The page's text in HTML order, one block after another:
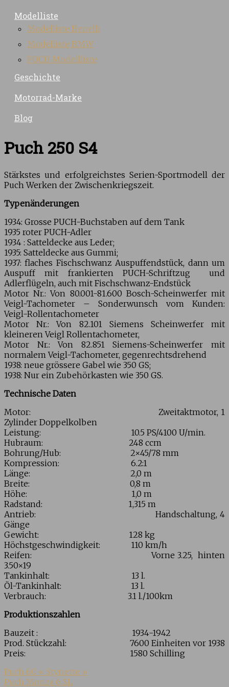
Modelliste
Modelliste Benelli
Modelliste BMW
PUCH Modellliste
Geschichte
Motorrad-Marke
Blog
Puch 250 S4
Stärkstes und erfolgreichstes Serien-Sportmodell der
Puch Werken der Zwischenkriegszeit.
Typenänderungen
1934: Grosse PUCH-Buchstaben auf dem Tank
1935 roter PUCH-Adler
1934 : Satteldecke aus Leder;
1935: Satteldecke aus Gummi;
1937: flaches Fischschwanz Auspuffendstück, dann um
Auspuff mit frankierten PUCH-Schriftzug und
Adlerflügeln, auch mit Fischschwanz-Endstück
Motor Nr.: Von 80.001-81.600 Bosch-Scheinwerfer mit
Veigl-Tachometer – Sonderwunsch vom Kunden:
Veigl-Rollentachometer
Motor Nr.: Von 82.101 Siemens Scheinwerfer mit
kleineren Veigl Rollentachometer,
Motor Nr.: Von 82.851 Siemens-Scheinwerfer mit
normalem Veigl-Tachometer, gegenrechtsdrehend
1938: neue grössere Gabel wie 350 GS;
1938: Nur ein Zubehörkasten wie 350 GS.
Technische Daten
Motor: Zweitaktmotor, 1
Zylinder Doppelkolben
Leistung: 10.5 PS/4100 U/min.
Hubraum: 248 ccm
Bohrung/Hub: 2×45/78 mm
Kompression: 6.2:1
Länge: 2,0 m
Breite: 0,8 m
Höhe: 1,0 m
Radstand: 1,315 m
Antrieb: Handschaltung, 4
Gänge
Gewicht: 128 kg
Höchstgeschwindigkeit: 110 km/h
Reifen: Vorne 3.25, hinten
3.50×19
Tankinhalt: 13 l.
Öl-Tankinhalt: 13 l.
Verbrauch: 3.1 l./100km
Produktionszahlen
Bauzeit : 1934-1942
Prod. Stückzahl: 7600 Einheiten vor 1938
Preis: 1580 Schilling
Puch 60 « Styriette »
Puch Monza 6 SL